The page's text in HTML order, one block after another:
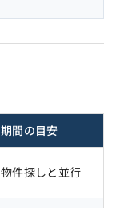
期間の目安
物件探しと並行